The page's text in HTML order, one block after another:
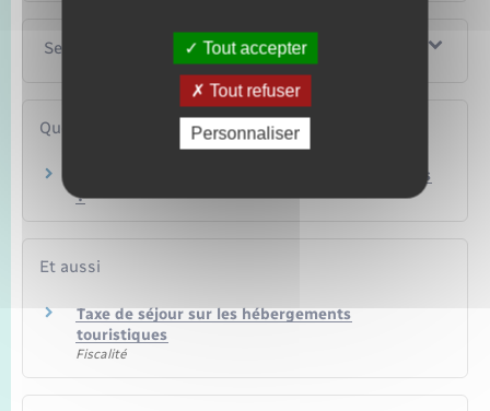
Services en ligne et formulaires
Questions ? Réponses !
Taxe de séjour touristique : quels sont les tarifs
?
Et aussi
Taxe de séjour sur les hébergements
touristiques
Fiscalité
Tout accepter
Tout refuser
Personnaliser